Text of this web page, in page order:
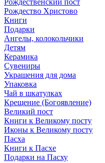
Рождественский пост
Рождество Христово
Книги
Подарки
Ангелы, колокольчики
Детям
Керамика
Сувениры
Украшения для дома
Упаковка
Чай в шкатулках
Крещение (Богоявление)
Великий пост
Книги к Великому посту
Иконы к Великому посту
Пасха
Книги к Пасхе
Подарки на Пасху